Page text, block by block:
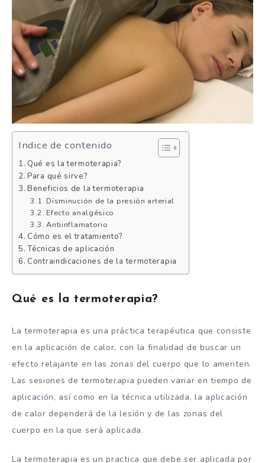
Indice de contenido
Qué es la termoterapia?
Para qué sirve?
Beneficios de la termoterapia
Disminución de la presión arterial
Efecto analgésico
Antiinflamatorio
Cómo es el tratamiento?
Técnicas de aplicación
Contraindicaciones de la termoterapia
Qué es la termoterapia?
La termoterapia es una práctica terapéutica que consiste
en la aplicación de calor, con la finalidad de buscar un
efecto relajante en las zonas del cuerpo que lo ameriten.
Las sesiones de termoterapia pueden variar en tiempo de
aplicación, así como en la técnica utilizada, la aplicación
de calor dependerá de la lesión y de las zonas del
cuerpo en la que será aplicada.
La termoterapia es un practica que debe ser aplicada por